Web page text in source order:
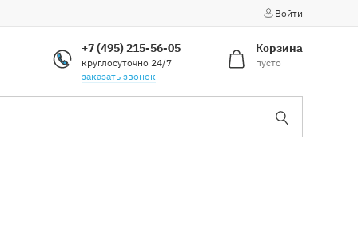
Войти
+7 (495) 215-56-05
круглосуточно 24/7
заказать звонок
Корзина
пусто